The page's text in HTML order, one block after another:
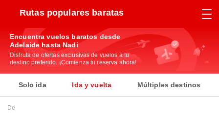
Rutas populares baratas
Encuentra vuelos baratos desde
Adelaide hasta Nadi
Disfruta de ofertas exclusivas de vuelos a tu
destino preferido. ¡Comienza tu reserva ahora!
Solo ida Ida y vuelta Múltiples destinos
De